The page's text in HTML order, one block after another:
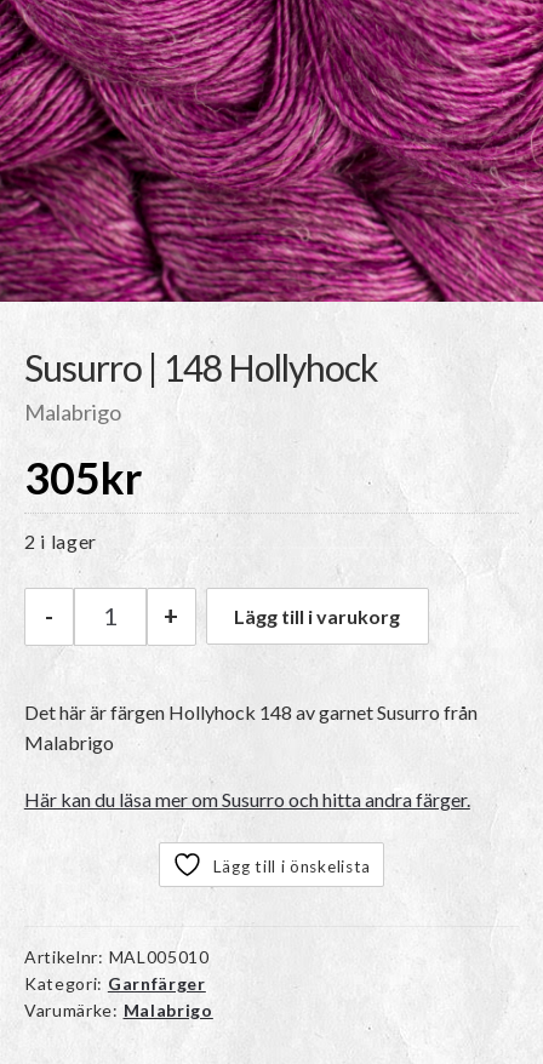
Susurro | 148 Hollyhock
Malabrigo
305kr
2 i lager
Malabrigo Susurro | 148 Hollyhock mängd
- + Lägg till i varukorg
Det här är färgen Hollyhock 148 av garnetSusurrofrån
Malabrigo
Här kan du läsa mer om Susurro och hitta andra färger.
Lägg till i önskelista
Artikelnr: MAL005010
Kategori: Garnfärger
Varumärke: Malabrigo